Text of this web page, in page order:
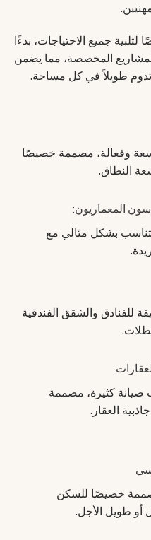
جميع الاحتياجات، بدءًا
المخصصة، مما يضمن
تدوم طويلاً في كل مساحة.
وفعالة، مصممة خصيصًا
النطاق.
المعماريون:
بشكل مثالي مع
للفنادق والشقق الفندقية
صيانة كثيرة، مصممة
العقار.
خصيصًا للسكن
أو طويل الأجل.